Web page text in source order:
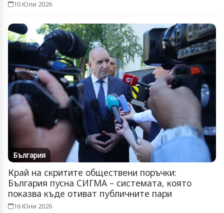
10 Юли 2026
България
Край на скритите обществени поръчки:
България пусна СИГМА – системата, която
показва къде отиват публичните пари
16 Юни 2026